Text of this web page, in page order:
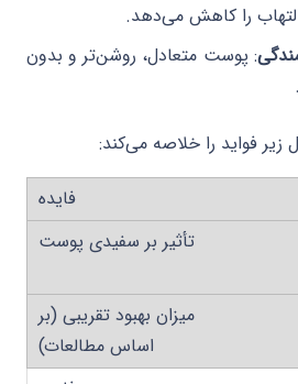
را کاهش می‌دهد.
: پوست متعادل، روشن‌تر و بدون
فواید را خلاصه می‌کند: